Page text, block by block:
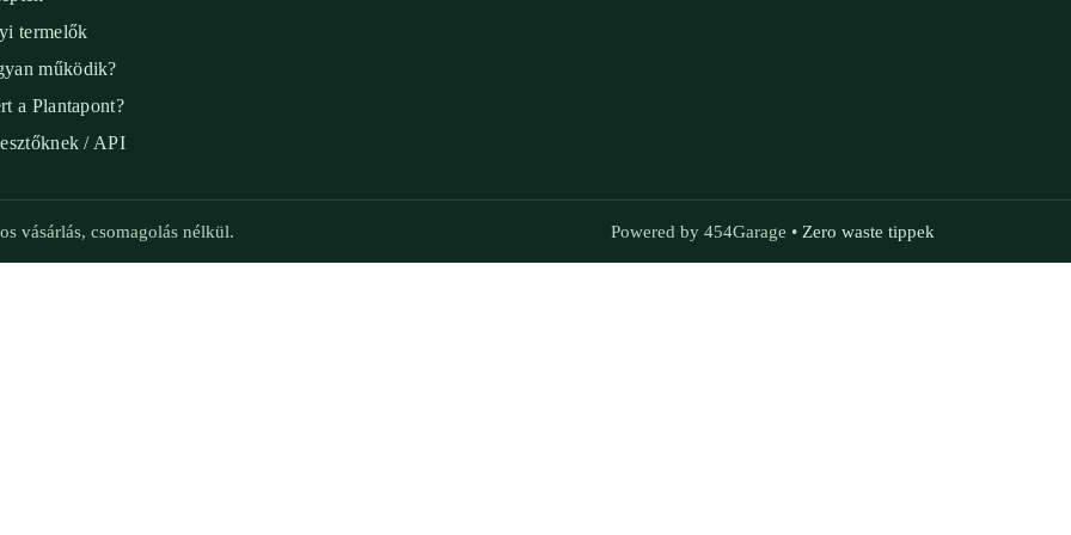
termelők
működik?
a Plantapont?
/ API
vásárlás, csomagolás nélkül. Powered by 454Garage • Zero waste tippek